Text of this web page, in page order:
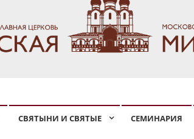
СВЯТЫНИ И СВЯТЫЕ СЕМИНАРИЯ